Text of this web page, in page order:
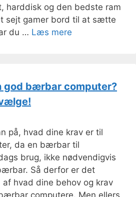
harddisk og den bedste ram
sejt gamer bord til at sætte
du … Læs mere
god bærbar computer?
på, hvad dine krav er til
da en bærbar til
brug, ikke nødvendigvis
Så derfor er det
hvad dine behov og krav
computere. Men ellers